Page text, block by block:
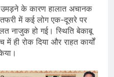
उमड़ने के कारण हालात अचानक
में कई लोग एक-दूसरे पर
नाजुक हो गई। स्थिति बेकाबू
ही रोक दिया और राहत कार्यों